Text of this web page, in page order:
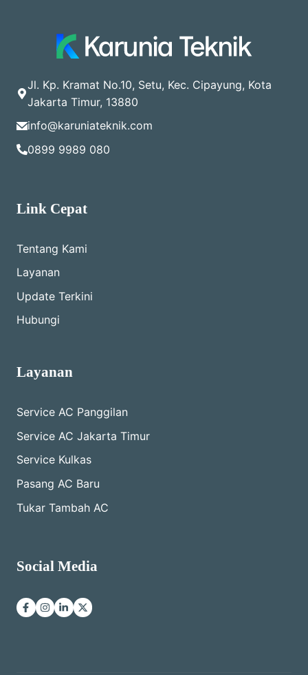
Jl. Kp. Kramat No.10, Setu, Kec. Cipayung, Kota
Jakarta Timur, 13880
info@karuniateknik.com
0899 9989 080
Link Cepat
Tentang Kami
Layanan
Update Terkini
Hubungi
Layanan
Service AC Panggilan
Service AC Jakarta Timur
Service Kulkas
Pasang AC Baru
Tukar Tambah AC
Social Media